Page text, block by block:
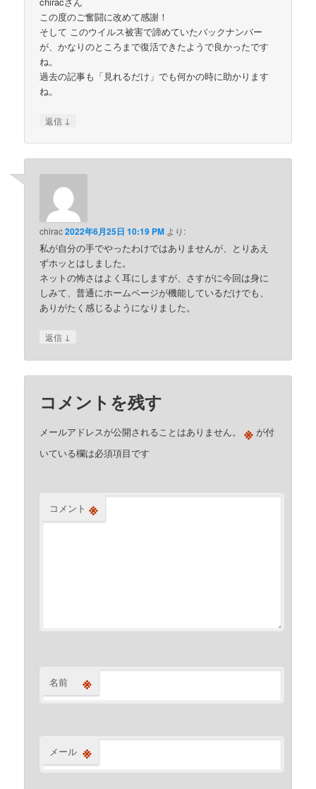
この度のご奮闘に改めて感謝！
そして このウイルス被害で諦めていたバックナンバー
が、かなりのところまで復活できたようで良かったです
ね。
過去の記事も「見れるだけ」でも何かの時に助かります
ね。
返信 ↓
chirac2022年6月25日 10:19 PM より:
私が自分の手でやったわけではありませんが、とりあえ
ずホッとはしました。
ネットの怖さはよく耳にしますが、さすがに今回は身に
しみて、普通にホームページが機能しているだけでも、
ありがたく感じるようになりました。
返信 ↓
コメントを残す
メールアドレスが公開されることはありません。 ※ が付
いている欄は必須項目です
コメント ※
名前 ※
メール ※